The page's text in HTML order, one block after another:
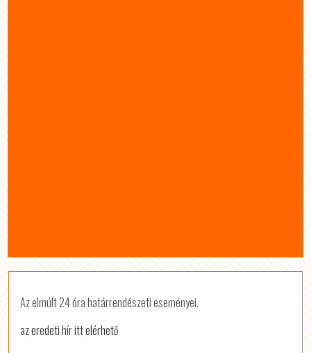
Az elmúlt 24 óra határrendészeti eseményei.
az eredeti hír itt elérhető